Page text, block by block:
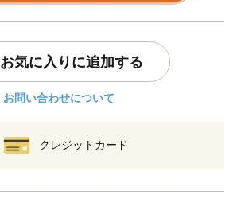
お気に入りに追加する
お問い合わせについて
クレジットカード